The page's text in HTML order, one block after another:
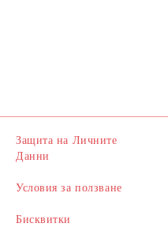
Защита на Личните
Данни
Условия за ползване
Бисквитки